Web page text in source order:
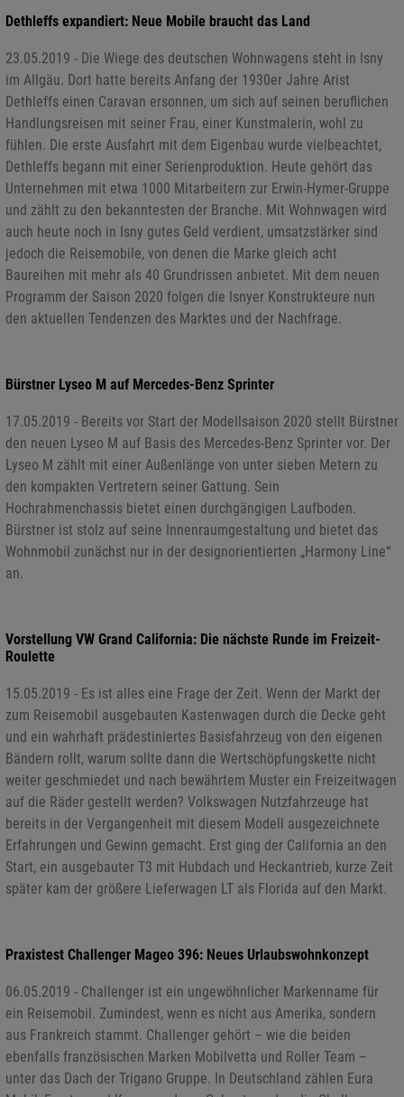
Dethleffs expandiert: Neue Mobile braucht das Land
23.05.2019 - Die Wiege des deutschen Wohnwagens steht in Isny
im Allgäu. Dort hatte bereits Anfang der 1930er Jahre Arist
Dethleffs einen Caravan ersonnen, um sich auf seinen beruflichen
Handlungsreisen mit seiner Frau, einer Kunstmalerin, wohl zu
fühlen. Die erste Ausfahrt mit dem Eigenbau wurde vielbeachtet,
Dethleffs begann mit einer Serienproduktion. Heute gehört das
Unternehmen mit etwa 1000 Mitarbeitern zur Erwin-Hymer-Gruppe
und zählt zu den bekanntesten der Branche. Mit Wohnwagen wird
auch heute noch in Isny gutes Geld verdient, umsatzstärker sind
jedoch die Reisemobile, von denen die Marke gleich acht
Baureihen mit mehr als 40 Grundrissen anbietet. Mit dem neuen
Programm der Saison 2020 folgen die Isnyer Konstrukteure nun
den aktuellen Tendenzen des Marktes und der Nachfrage.
Bürstner Lyseo M auf Mercedes-Benz Sprinter
17.05.2019 - Bereits vor Start der Modellsaison 2020 stellt Bürstner
den neuen Lyseo M auf Basis des Mercedes-Benz Sprinter vor. Der
Lyseo M zählt mit einer Außenlänge von unter sieben Metern zu
den kompakten Vertretern seiner Gattung. Sein
Hochrahmenchassis bietet einen durchgängigen Laufboden.
Bürstner ist stolz auf seine Innenraumgestaltung und bietet das
Wohnmobil zunächst nur in der designorientierten „Harmony Line“
an.
Vorstellung VW Grand California: Die nächste Runde im Freizeit-
Roulette
15.05.2019 - Es ist alles eine Frage der Zeit. Wenn der Markt der
zum Reisemobil ausgebauten Kastenwagen durch die Decke geht
und ein wahrhaft prädestiniertes Basisfahrzeug von den eigenen
Bändern rollt, warum sollte dann die Wertschöpfungskette nicht
weiter geschmiedet und nach bewährtem Muster ein Freizeitwagen
auf die Räder gestellt werden? Volkswagen Nutzfahrzeuge hat
bereits in der Vergangenheit mit diesem Modell ausgezeichnete
Erfahrungen und Gewinn gemacht. Erst ging der California an den
Start, ein ausgebauter T3 mit Hubdach und Heckantrieb, kurze Zeit
später kam der größere Lieferwagen LT als Florida auf den Markt.
Praxistest Challenger Mageo 396: Neues Urlaubswohnkonzept
06.05.2019 - Challenger ist ein ungewöhnlicher Markenname für
ein Reisemobil. Zumindest, wenn es nicht aus Amerika, sondern
aus Frankreich stammt. Challenger gehört – wie die beiden
ebenfalls französischen Marken Mobilvetta und Roller Team –
unter das Dach der Trigano Gruppe. In Deutschland zählen Eura